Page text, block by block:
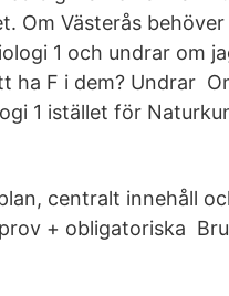
Om Västerås
1 och undrar om
ha F i dem? Undrar
1 istället för
centralt innehåll
+ obligatoriska